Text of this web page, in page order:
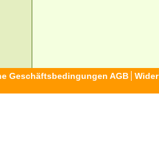
Geschäftsbedingungen AGB